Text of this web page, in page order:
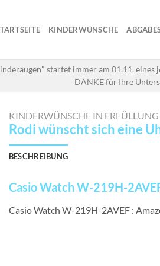
KINDERWÜNSCHE
startet immer am 01.11. eines
DANKE für Ihre
KINDERWÜNSCHE IN ERFÜLLUNG
Rodi wünscht sich eine
BESCHREIBUNG
Casio Watch W-219H-
Casio Watch W-219H-2AVEF :